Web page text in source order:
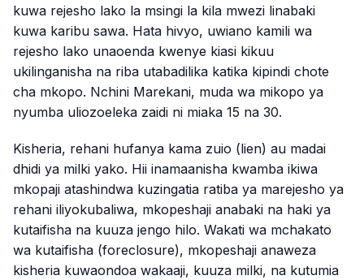
kuwa rejesho lako la msingi la kila mwezi linabaki
kuwa karibu sawa. Hata hivyo, uwiano kamili wa
rejesho lako unaoenda kwenye kiasi kikuu
ukilinganisha na riba utabadilika katika kipindi chote
cha mkopo. Nchini Marekani, muda wa mikopo ya
nyumba uliozoeleka zaidi ni miaka 15 na 30.
Kisheria, rehani hufanya kama zuio (lien) au madai
dhidi ya milki yako. Hii inamaanisha kwamba ikiwa
mkopaji atashindwa kuzingatia ratiba ya marejesho ya
rehani iliyokubaliwa, mkopeshaji anabaki na haki ya
kutaifisha na kuuza jengo hilo. Wakati wa mchakato
wa kutaifisha (foreclosure), mkopeshaji anaweza
kisheria kuwaondoa wakaaji, kuuza milki, na kutumia